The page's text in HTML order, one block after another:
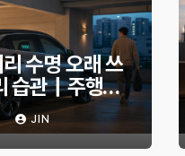
수명 오래 쓰
습관｜주행거
는 현실적인 방
JIN